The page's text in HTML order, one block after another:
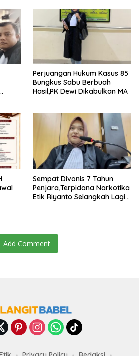
Perjuangan Hukum Kasus 85
Bungkus Sabu Berbuah
Hasil,PK Dewi Dikabulkan MA
Sempat Divonis 7 Tahun
Penjara,Terpidana Narkotika
Etik Riyanto Selangkah Lagi
Add Comment